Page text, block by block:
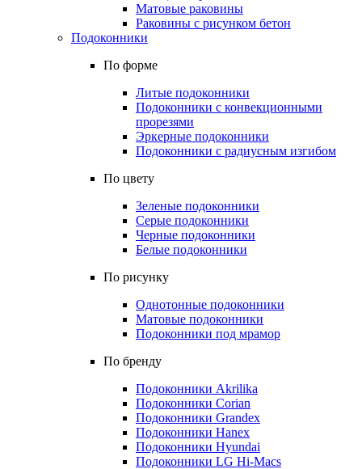
Матовые раковины
Раковины с рисунком бетон
Подоконники
По форме
Литые подоконники
Подоконники с конвекционными
прорезями
Эркерные подоконники
Подоконники с радиусным изгибом
По цвету
Зеленые подоконники
Серые подоконники
Черные подоконники
Белые подоконники
По рисунку
Однотонные подоконники
Матовые подоконники
Подоконники под мрамор
По бренду
Подоконники Akrilika
Подоконники Corian
Подоконники Grandex
Подоконники Hanex
Подоконники Hyundai
Подоконники LG Hi-Macs